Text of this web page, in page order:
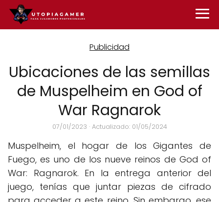
Ubicaciones de las semillas
de Muspelheim en God of
War Ragnarok
07/01/2023 · Actualizado: 01/05/2024
Muspelheim, el hogar de los Gigantes de
Fuego, es uno de los nueve reinos de God of
War: Ragnarok. En la entrega anterior del
juego, tenías que juntar piezas de cifrado